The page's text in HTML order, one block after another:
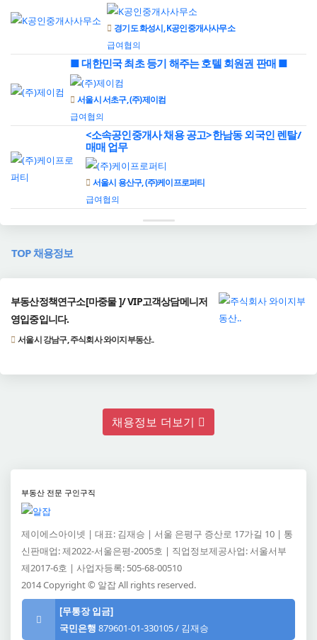
경기도 화성시, K공인중개사사무소
급여협의
■ 대한민국 최초 등기 해주는 호텔 회원권 판매 ■
서울시 서초구, (주)제이컴
급여협의
<소속공인중개사 채용 공고>한남동 외국인 렌탈/
매매 업무
서울시 용산구, (주)케이프로퍼티
급여협의
TOP 채용정보
부동산정책연구소[마중물 ]/ VIP고객상담메니저
영입중입니다.
서울시 강남구, 주식회사 와이지부동산..
채용정보 더보기
부동산 전문 구인구직
제이에스아이넷 | 대표: 김재승 | 서울 은평구 증산로 17가길 10 | 통
신판매업: 제2022-서울은평-2005호 | 직업정보제공사업: 서울서부
제2017-6호 | 사업자등록: 505-68-00510
2014 Copyright © 알잡 All rights reserved.
[무통장 입금]
국민은행 879601-01-330105 / 김재승
알잡 고객센터